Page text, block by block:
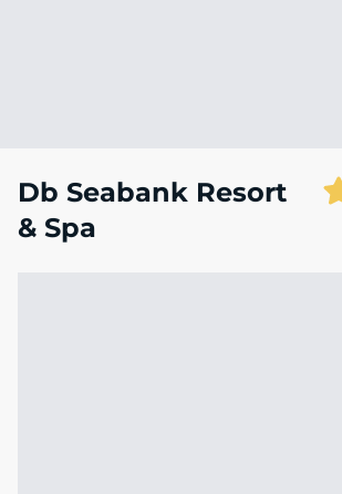
Db Seabank Resort
& Spa